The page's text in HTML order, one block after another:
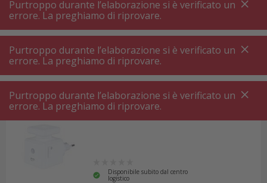
68 P.
Ordinare per
ipuro Essentials Plug-In
Diffusore nebulizzatore bianco
Disponibile subito dal centro
logistico
Purtroppo durante l’elaborazione si è verificato un
errore. La preghiamo di riprovare.
Purtroppo durante l’elaborazione si è verificato un
errore. La preghiamo di riprovare.
Purtroppo durante l’elaborazione si è verificato un
errore. La preghiamo di riprovare.